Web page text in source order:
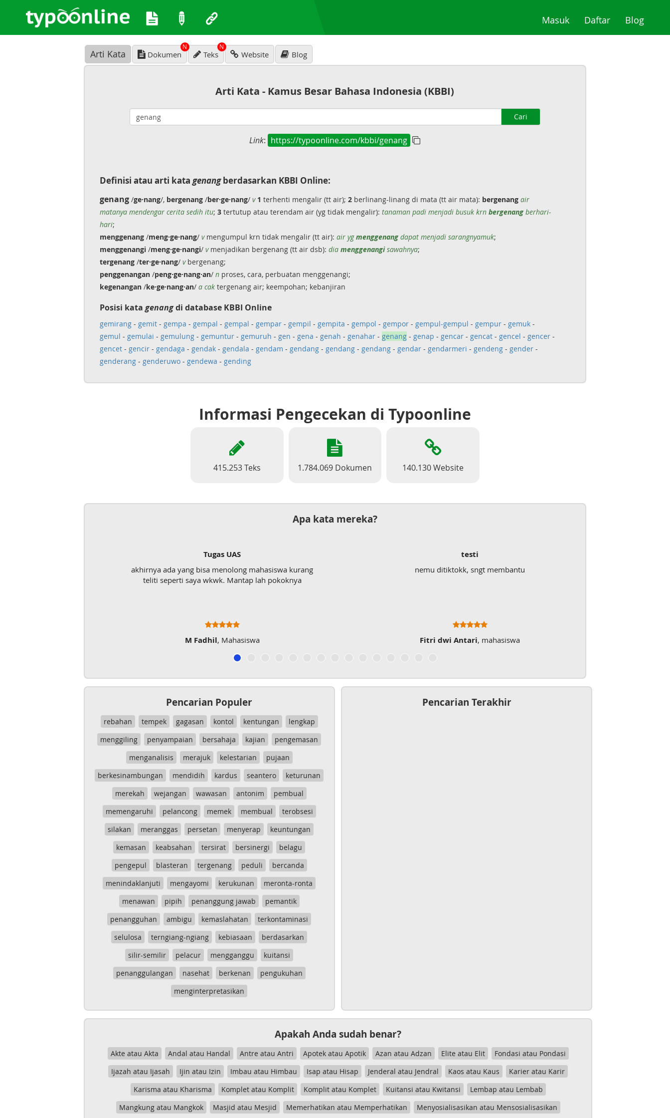
Masuk(current)
Daftar(current)
Blog
Arti Kata Dokumen
N
Teks
N
Website Blog
Arti Kata - Kamus Besar Bahasa Indonesia (KBBI)
Cari
Link: https://typoonline.com/kbbi/genang
Definisi atau arti kata genangberdasarkan KBBI Online:
genang/ge·nang/, bergenang/ber·ge·nang/ v 1 terhenti mengalir (tt air); 2berlinang-linang di mata (tt air mata): bergenangair
matanya mendengar cerita sedih itu; 3tertutup atau terendam air (yg tidak mengalir): tanaman padi menjadi busuk krn bergenangberhari-
hari;
menggenang/meng·ge·nang/ vmengumpul krn tidak mengalir (tt air): air ygmenggenangdapat menjadi sarangnyamuk;
menggenangi/meng·ge·nangi/ vmenjadikan bergenang (tt air dsb): dia menggenangisawahnya;
tergenang/ter·ge·nang/ vbergenang;
penggenangan/peng·ge·nang·an/ nproses, cara, perbuatan menggenangi;
kegenangan/ke·ge·nang·an/ a caktergenang air; keempohan; kebanjiran
Posisi kata genangdi database KBBI Online
gemirang- gemit- gempa - gempal - gempal - gempar- gempil - gempita - gempol - gempor- gempul-gempul - gempur- gemuk-
gemul - gemulai - gemulung- gemuntur- gemuruh - gen - gena - genah - genahar- genang- genap - gencar- gencat- gencel - gencer-
gencet- gencir- gendaga - gendak- gendala - gendam - gendang- gendang- gendang- gendar- gendarmeri - gendeng- gender-
genderang- genderuwo- gendewa - gending
Informasi Pengecekan di Typoonline
415.253 Teks 1.784.069 Dokumen 140.130 Website
Apa kata mereka?
Tugas UAS
akhirnya ada yang bisa menolong mahasiswa kurang
teliti seperti saya wkwk. Mantap lah pokoknya
M Fadhil, Mahasiswa
testi
nemu ditiktokk, sngt membantu
Fitri dwi Antari, mahasiswa
Pencarian Populer
rebahan tempek gagasan kontol kentungan
lengkap
menggiling
penyampaian bersahaja kajian
pengemasan
menganalisis
merajuk kelestarian
pujaan
berkesinambungan
mendidih kardus seantero
keturunan
merekah
wejangan wawasan antonim
pembual
memengaruhi
pelancong memek membual
terobsesi
silakan
meranggas persetan menyerap
keuntungan
kemasan
keabsahan tersirat bersinergi
belagu
pengepul
blasteran tergenang peduli
bercanda
menindaklanjuti
mengayomi kerukunan
meronta-ronta
menawan
pipih penanggung jawab
pemantik
penangguhan
ambigu kemaslahatan
terkontaminasi
selulosa
terngiang-ngiang kebiasaan
berdasarkan
silir-semilir
pelacur mengganggu
kuitansi
penanggulangan
nasehat berkenan
pengukuhan
menginterpretasikan
Pencarian Terakhir
Apakah Anda sudah benar?
Akte atau Akta Andal atau Handal Antre atau Antri Apotek atau Apotik Azan atau Adzan Elite atau Elit
Fondasi atau Pondasi
Ijazah atau Ijasah
Ijin atau Izin Imbau atau Himbau Isap atau Hisap Jenderal atau Jendral Kaos atau Kaus
Karier atau Karir
Karisma atau Kharisma
Komplet atau Komplit Komplit atau Komplet Kuitansi atau Kwitansi
Lembap atau Lembab
Mangkung atau Mangkok
Masjid atau Mesjid Memerhatikan atau Memperhatikan Menyosialisasikan atau Mensosialisasikan